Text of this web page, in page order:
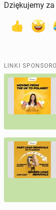
Dziękujemy
LINKI